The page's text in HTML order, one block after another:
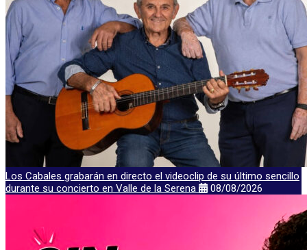
Los Cabales grabarán en directo el videoclip de su último sencillo
durante su concierto en Valle de la Serena
08/08/2026